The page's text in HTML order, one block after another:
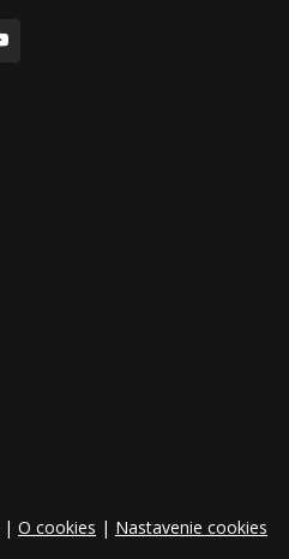
| O cookies | Nastavenie cookies